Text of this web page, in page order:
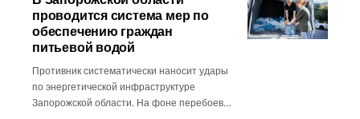
проводится система мер по
обеспечению граждан
питьевой водой
Противник систематически наносит удары
по энергетической инфраструктуре
Запорожской области. На фоне перебоев…